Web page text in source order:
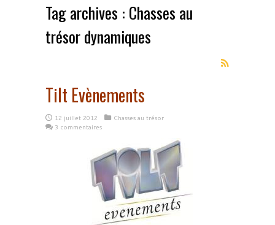
Tag archives : Chasses au
trésor dynamiques
Tilt Evènements
12 juillet 2012
Chasses au trésor
3 commentaires